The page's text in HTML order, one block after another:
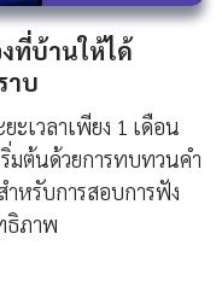
งที่บ้านให้ได้
าบ
ะเวลาเพียง 1 เดือน
มต้นด้วยการทบทวนคำ
หรับการสอบการฟัง
ธิภาพ